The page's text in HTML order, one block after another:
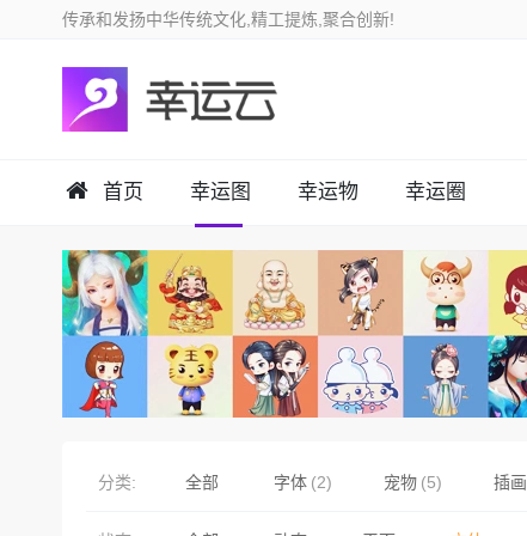
首页 幸运图 幸运物 幸运圈
分类: 全部 字体 (2) 宠物 (5) 插画